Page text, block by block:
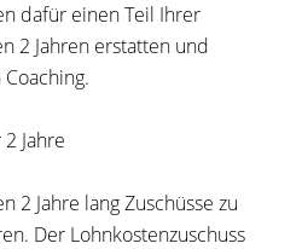
dafür einen Teil Ihrer
2 Jahren erstatten und
Jahre
2 Jahre lang Zuschüsse zu
Der Lohnkostenzuschuss